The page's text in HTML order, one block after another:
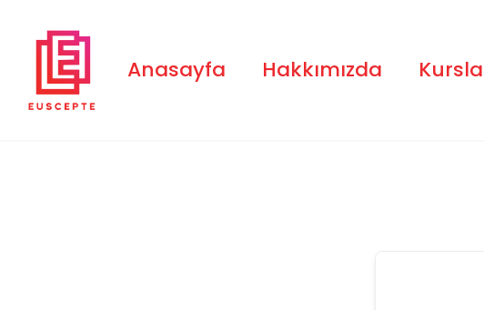
Anasayfa Hakkımızda